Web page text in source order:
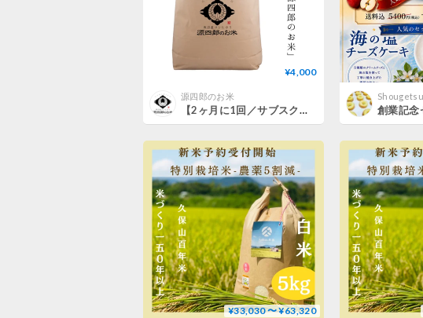
¥4,000
源四郎のお米
【2ヶ月に1回／サブスク】雪室貯蔵米「源四郎のお米」（新米5kg）
¥33,030 〜 ¥63,320